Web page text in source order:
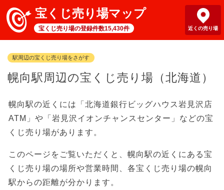
宝くじ売り場マップ
宝くじ売り場の登録件数15,430件 近くの売り場
駅周辺の宝くじ売り場をさがす
幌向駅周辺の宝くじ売り場（北海道）
幌向駅の近くには「北海道銀行ビッグハウス岩見沢店
ATM」や「岩見沢イオンチャンスセンター」などの宝
くじ売り場があります。
このページをご覧いただくと、幌向駅の近くにある宝
くじ売り場の場所や営業時間、各宝くじ売り場の幌向
駅からの距離が分かります。